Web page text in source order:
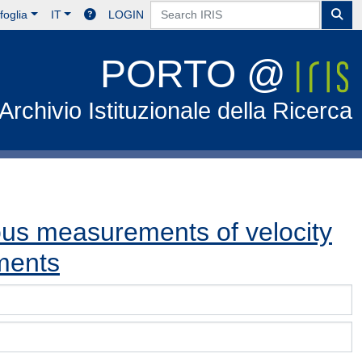
IT LOGIN
PORTO @
Istituzionale della Ricerca
measurements of velocity